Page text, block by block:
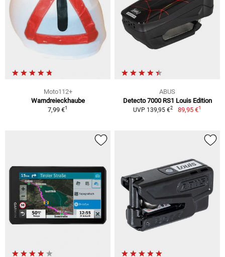
Moto112+
Warndreieckhaube
7,99 €1
ABUS
Detecto 7000 RS1 Louis Edition
UVP 139,95 €2 89,95 €1